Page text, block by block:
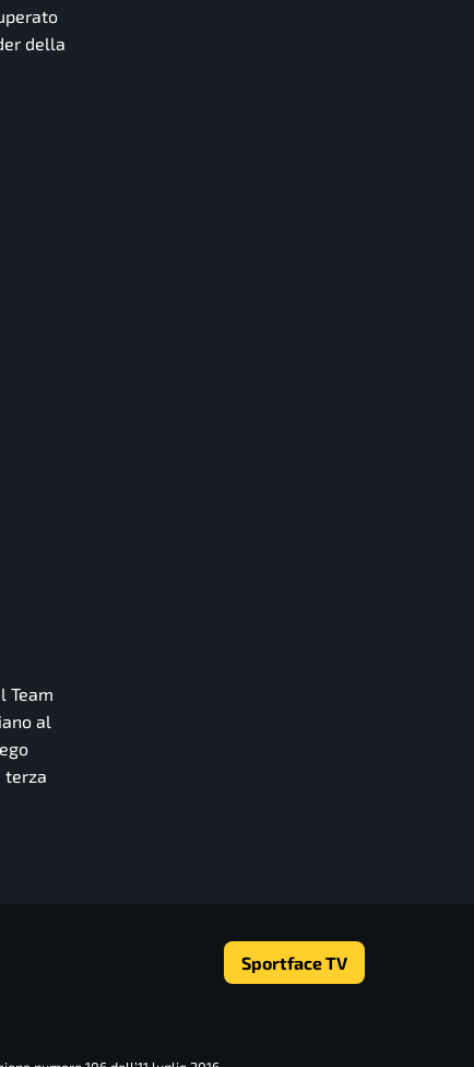
della
Team
al
terza
Sportface TV